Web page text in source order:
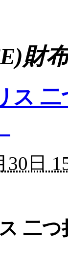
財
ス
30日
二